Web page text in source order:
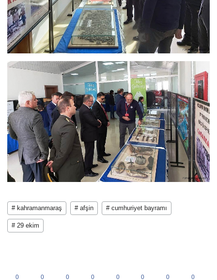
# kahramanmaraş # afşin # cumhuriyet bayramı
# 29 ekim